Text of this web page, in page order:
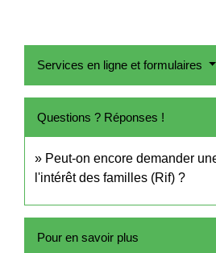
Services en ligne et formulaires
Questions ? Réponses !
Peut-on encore demander
l'intérêt des familles (Rif) ?
Pour en savoir plus